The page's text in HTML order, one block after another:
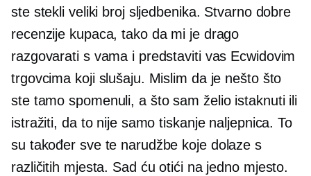
ste stekli veliki broj sljedbenika. Stvarno dobre
recenzije kupaca, tako da mi je drago
razgovarati s vama i predstaviti vas Ecwidovim
trgovcima koji slušaju. Mislim da je nešto što
ste tamo spomenuli, a što sam želio istaknuti ili
istražiti, da to nije samo tiskanje naljepnica. To
su također sve te narudžbe koje dolaze s
različitih mjesta. Sad ću otići na jedno mjesto.